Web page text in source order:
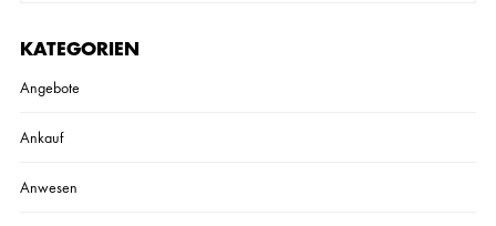
KATEGORIEN
Angebote
Ankauf
Anwesen